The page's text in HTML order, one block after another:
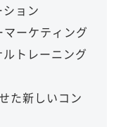
ョン
ーケティング
トレーニング
た新しいコン